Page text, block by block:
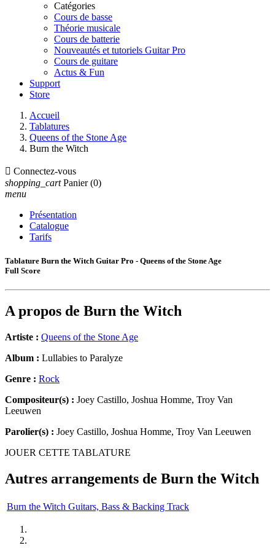
Catégories
Cours de basse
Théorie musicale
Cours de batterie
Nouveautés et tutoriels Guitar Pro
Cours de guitare
Actus & Fun
Support
Store
Accueil
Tablatures
Queens of the Stone Age
Burn the Witch
 Connectez-vous
shopping_cart Panier (0)
menu
Présentation
Catalogue
Tarifs
Tablature Burn the Witch Guitar Pro - Queens of the Stone Age
Full Score
A propos de Burn the Witch
Artiste : Queens of the Stone Age
Album : Lullabies to Paralyze
Genre : Rock
Compositeur(s) : Joey Castillo, Joshua Homme, Troy Van
Leeuwen
Parolier(s) : Joey Castillo, Joshua Homme, Troy Van Leeuwen
JOUER CETTE TABLATURE
Autres arrangements de Burn the Witch
Burn the Witch Guitars, Bass & Backing Track